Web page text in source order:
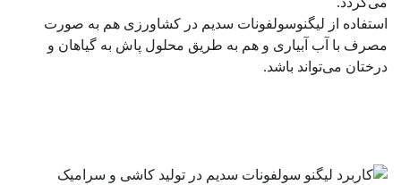
استفاده از لیگنوسولفونات سدیم در کشاورزی هم به صورت
مصرف با آب آبیاری و هم به طریق محلول پاش به گیاهان و
درختان می‌تواند باشد.